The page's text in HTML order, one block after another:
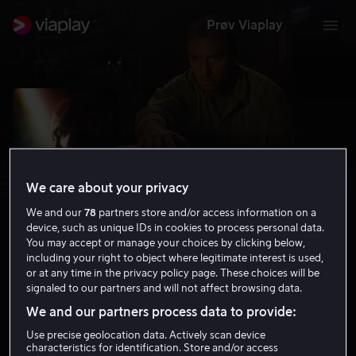
Prøv Viaplay
Black Sea
6.4 Thriller Eventyr 2014 1 t 49 min
15 år
HD
We care about your privacy
We and our78 partners store and/or access information on a
device, such as unique IDs in cookies to process personal data.
You may accept or manage your choices by clicking below,
including your right to object where legitimate interest is used,
or at any time in the privacy policy page. These choices will be
signaled to our partners and will not affect browsing data.
We and our partners process data to provide:
Use precise geolocation data. Actively scan device
characteristics for identification. Store and/or access